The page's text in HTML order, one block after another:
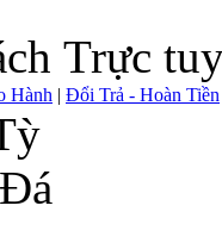
Trực
Hành | Đổi Trả - Hoàn Tiền